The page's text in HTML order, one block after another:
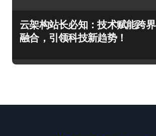
云架构站长必知：技术赋能跨界
融合，引领科技新趋势！